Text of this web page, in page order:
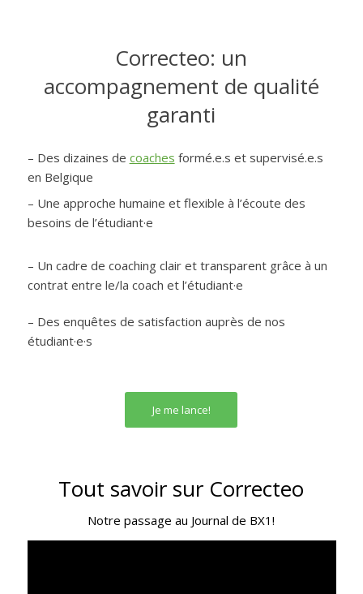
Correcteo: un
accompagnement de qualité
garanti
– Des dizaines de coaches formé.e.s et supervisé.e.s
en Belgique
– Une approche humaine et flexible à l’écoute des
besoins de l’étudiant·e
– Un cadre de coaching clair et transparent grâce à un
contrat entre le/la coach et l’étudiant·e
– Des enquêtes de satisfaction auprès de nos
étudiant·e·s
Je me lance!
Tout savoir sur Correcteo
Notre passage au Journal de BX1!